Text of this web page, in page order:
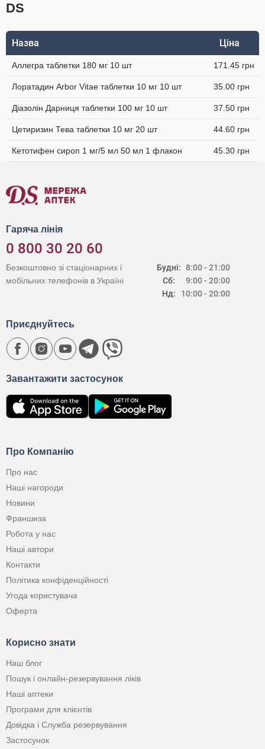
DS
Назва Ціна
Аллегра таблетки 180 мг 10 шт 171.45 грн
Лоратадин Arbor Vitae таблетки 10 мг 10 шт 35.00 грн
Діазолін Дарниця таблетки 100 мг 10 шт 37.50 грн
Цетиризин Тева таблетки 10 мг 20 шт 44.60 грн
Кетотифен сироп 1 мг/5 мл 50 мл 1 флакон 45.30 грн
Гаряча лінія
0 800 30 20 60
Будні:
Сб:
Нд:
8:00 - 21:00
9:00 - 20:00
10:00 - 20:00
Безкоштовно зі стаціонарних і
мобільних телефонів в Україні
Про Компанію
Про нас
Наші нагороди
Новини
Франшиза
Робота у нас
Наші автори
Контакти
Політика конфіденційності
Угода користувача
Оферта
Корисно знати
Наш блог
Пошук і онлайн-резервування ліків
Наші аптеки
Програми для клієнтів
Довідка і Служба резервування
Застосунок
Завантажити застосунок
Приєднуйтесь